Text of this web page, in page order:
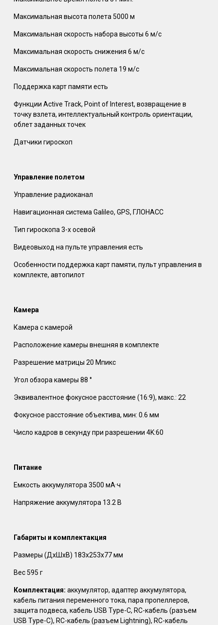
Максимальная высота полета 5000 м
Максимальная скорость набора высоты 6 м/с
Максимальная скорость снижения 6 м/с
Максимальная скорость полета 19 м/с
Поддержка карт памяти есть
Функции Active Track, Point of Interest, возвращение в
точку взлета, интеллектуальный контроль ориентации,
облет заданных точек
Датчики гироскоп
Управление полетом
Управление радиоканал
Навигационная система Galileo, GPS, ГЛОНАСС
Тип гироскопа 3-х осевой
Видеовыход на пульте управления есть
Особенности поддержка карт памяти, пульт управления в
комплекте, автопилот
Камера
Камера с камерой
Расположение камеры внешняя в комплекте
Разрешение матрицы 20 Мпикс
Угол обзора камеры 88 °
Эквивалентное фокусное расстояние (16:9), макс.: 22
Фокусное расстояние объектива, мин: 0.6 мм
Число кадров в секунду при разрешении 4K:60
Питание
Емкость аккумулятора 3500 мА·ч
Напряжение аккумулятора 13.2 В
Габариты и комплектакция
Размеры (ДхШхВ) 183x253x77 мм
Вес 595 г
Комплектация: аккумулятор, адаптер аккумулятора,
кабель питания переменного тока, пара пропеллеров,
защита подвеса, кабель USB Type-C, RC-кабель (разъем
USB Type-C), RC-кабель (разъем Lightning), RC-кабель